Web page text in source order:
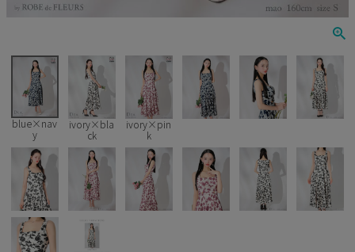
JENNNY
COMEX
Rechercher
Pleaser
blue×nav
y
ivory×bla
ck
ivory×pin
k